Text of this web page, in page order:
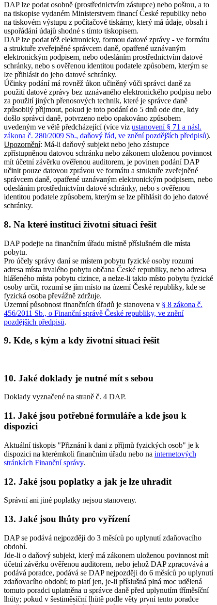
DAP lze podat osobně (prostřednictvím zástupce) nebo poštou, a to
na tiskopise vydaném Ministerstvem financí České republiky nebo
na tiskovém výstupu z počítačové tiskárny, který má údaje, obsah i
uspořádání údajů shodné s tímto tiskopisem.
DAP lze podat též elektronicky, formou datové zprávy - ve formátu
a struktuře zveřejněné správcem daně, opatřené uznávaným
elektronickým podpisem, nebo odesláním prostřednictvím datové
schránky, nebo s ověřenou identitou podatele způsobem, kterým se
lze přihlásit do jeho datové schránky.
Účinky podání má rovněž úkon učiněný vůči správci daně za
použití datové zprávy bez uznávaného elektronického podpisu nebo
za použití jiných přenosových technik, které je správce daně
způsobilý přijmout, pokud je toto podání do 5 dnů ode dne, kdy
došlo správci daně, potvrzeno nebo opakováno způsobem
uvedeným ve větě předcházející (více viz ustanovení § 71 a násl.
zákona č. 280/2009 Sb., daňový řád, ve znění pozdějších předpisů).
Upozornění: Má-li daňový subjekt nebo jeho zástupce
zpřístupněnou datovou schránku nebo zákonem uloženou povinnost
mít účetní závěrku ověřenou auditorem, je povinen podání DAP
učinit pouze datovou zprávou ve formátu a struktuře zveřejněné
správcem daně, opatřené uznávaným elektronickým podpisem, nebo
odesláním prostřednictvím datové schránky, nebo s ověřenou
identitou podatele způsobem, kterým se lze přihlásit do jeho datové
schránky.
8. Na které instituci životní situaci řešit
DAP podejte na finančním úřadu místně příslušném dle místa
pobytu.
Pro účely správy daní se místem pobytu fyzické osoby rozumí
adresa místa trvalého pobytu občana České republiky, nebo adresa
hlášeného místa pobytu cizince, a nelze-li takto místo pobytu fyzické
osoby určit, rozumí se jím místo na území České republiky, kde se
fyzická osoba převážně zdržuje.
Územní působnost finančních úřadů je stanovena v § 8 zákona č.
456/2011 Sb., o Finanční správě České republiky, ve znění
pozdějších předpisů.
9. Kde, s kým a kdy životní situaci řešit
10. Jaké doklady je nutné mít s sebou
Doklady vyznačené na straně č. 4 DAP.
11. Jaké jsou potřebné formuláře a kde jsou k
dispozici
Aktuální tiskopis "Přiznání k dani z příjmů fyzických osob" je k
dispozici na kterémkoli finančním úřadu nebo na internetových
stránkách Finanční správy.
12. Jaké jsou poplatky a jak je lze uhradit
Správní ani jiné poplatky nejsou stanoveny.
13. Jaké jsou lhůty pro vyřízení
DAP se podává nejpozději do 3 měsíců po uplynutí zdaňovacího
období.
Jde-li o daňový subjekt, který má zákonem uloženou povinnost mít
účetní závěrku ověřenou auditorem, nebo jehož DAP zpracovává a
podává poradce, podává se DAP nejpozději do 6 měsíců po uplynutí
zdaňovacího období; to platí jen, je-li příslušná plná moc udělená
tomuto poradci uplatněna u správce daně před uplynutím tříměsíční
lhůty; pokud v šestiměsíční lhůtě podle věty první tento poradce